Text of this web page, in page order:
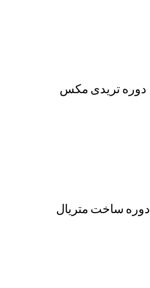
دوره تریدی مکس
دوره ساخت متریال